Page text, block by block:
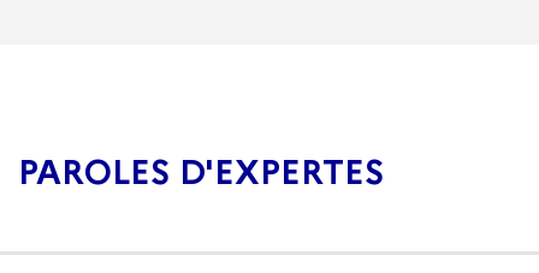
PAROLES D'EXPERTES